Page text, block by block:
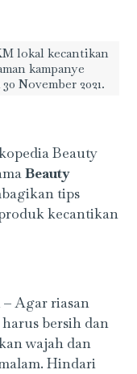
lokal kecantikan
kampanye
November 2021.
Beauty
Beauty
tips
kecantikan
–Agar riasan
bersih dan
wajah dan
Hindari